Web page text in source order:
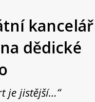
kancelář
dědické
je jistější…“